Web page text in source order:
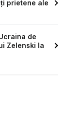
prietene ale
de
Zelenski la